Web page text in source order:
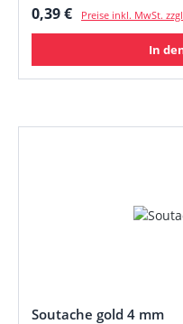
Regulärer Preis:
0,39 € Preise inkl. MwSt.
In
Soutache gold 4 mm